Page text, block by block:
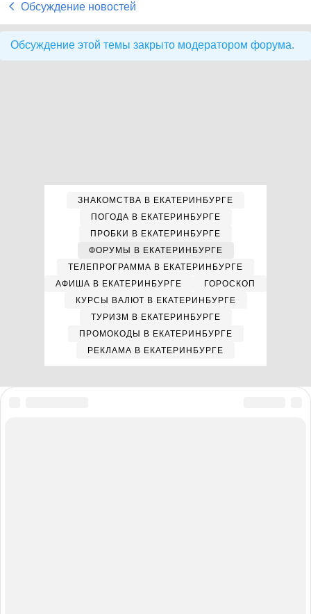
Обсуждение новостей
Обсуждение этой темы закрыто модератором форума.
ЗНАКОМСТВА В ЕКАТЕРИНБУРГЕ
ПОГОДА В ЕКАТЕРИНБУРГЕ
ПРОБКИ В ЕКАТЕРИНБУРГЕ
ФОРУМЫ В ЕКАТЕРИНБУРГЕ
ТЕЛЕПРОГРАММА В ЕКАТЕРИНБУРГЕ
АФИША В ЕКАТЕРИНБУРГЕ
ГОРОСКОП
КУРСЫ ВАЛЮТ В ЕКАТЕРИНБУРГЕ
ТУРИЗМ В ЕКАТЕРИНБУРГЕ
ПРОМОКОДЫ В ЕКАТЕРИНБУРГЕ
РЕКЛАМА В ЕКАТЕРИНБУРГЕ